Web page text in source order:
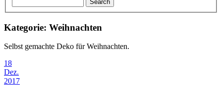
Kategorie: Weihnachten
Selbst gemachte Deko für Weihnachten.
18
Dez.
2017